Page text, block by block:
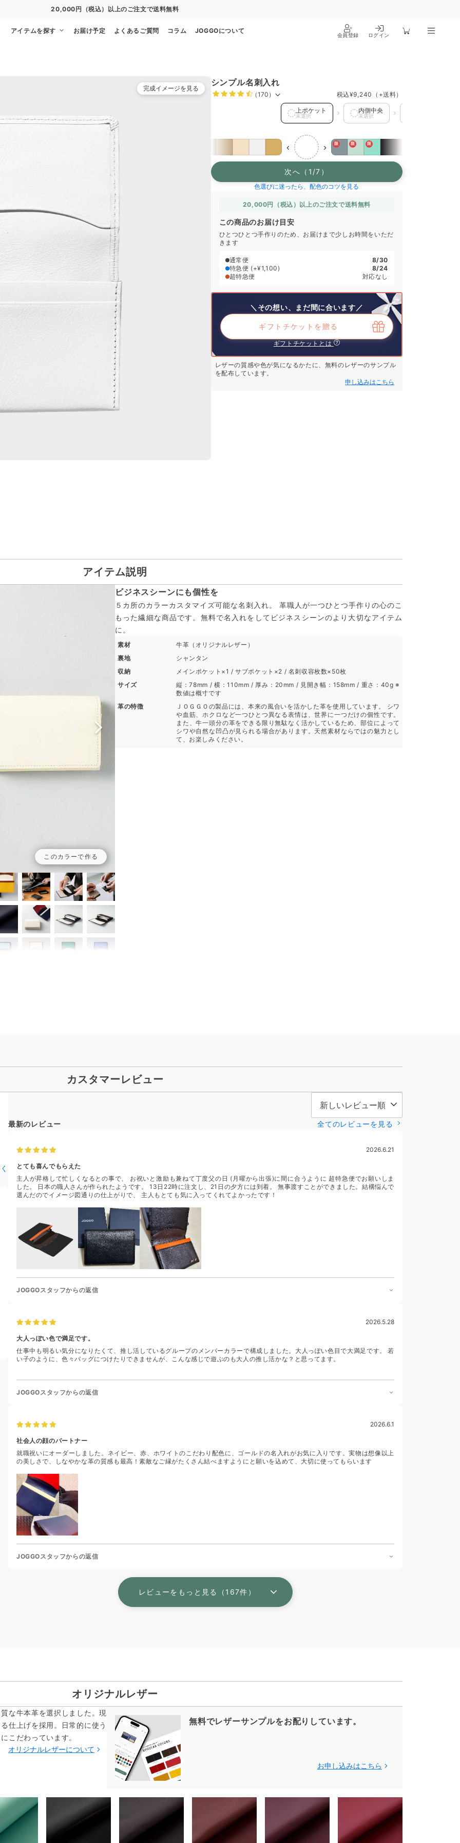
20,000円（税込）以上のご注文で送料無料
アイテムを探す お届け予定 よくあるご質問 コラム JOGGOについて
会員登録 ログイン
完成イメージを見る
上ポケット を選択中 上ポケット
未選択
内側中央
未選択
限 限 限
‹ ›
シンプル名刺入れ
（170） 税込¥9,240 （+送料）
次へ（1/7）
色選びに迷ったら、配色のコツを見る
20,000円（税込）以上のご注文で送料無料
この商品のお届け目安
ひとつひとつ手作りのため、お届けまで少しお時間をいただ
きます
通常便
8/30
特急便 (+¥1,100)
8/24
超特急便
対応なし
＼その想い、まだ間に合います／
ギフトチケットを贈る
ギフトチケットとは
レザーの質感や色が気になるかたに、無料のレザーのサンプル
を配布しています。
申し込みはこちら
アイテム説明
このカラーで作る
ビジネスシーンにも個性を
５カ所のカラーカスタマイズ可能な名刺入れ。 革職人が一つひとつ手作りの心のこ
もった繊細な商品です。無料で名入れをしてビジネスシーンのより大切なアイテム
に。
素材
牛革（オリジナルレザー）
裏地
シャンタン
収納
メインポケット×1 / サブポケット×2 / 名刺収容枚数×50枚
サイズ
縦：78mm / 横：110mm / 厚み：20mm / 見開き幅：158mm / 重さ：40g ※
数値は概寸です
革の特徴
ＪＯＧＧＯの製品には、本来の風合いを活かした革を使用しています。 シワ
や血筋、ホクロなど一つひとつ異なる表情は、世界に一つだけの個性です。
また、牛一頭分の革をできる限り無駄なく活かしているため、部位によって
シワや自然な凹凸が見られる場合があります。天然素材ならではの魅力とし
て、お楽しみください。
カスタマーレビュー
最新のレビュー 全てのレビューを見る
2026.6.21
とても喜んでもらえた
主人が昇格して忙しくなるとの事で、 お祝いと激励も兼ねて丁度父の日 (月曜から出張)に間に合うように 超特急便でお願いしま
した。 日本の職人さんが作られたようです。 13日22時に注文し、21日の夕方には到着。 無事渡すことができました。結構悩んで
選んだのでイメージ図通りの仕上がりで、 主人もとても気に入ってくれてよかったです！
JOGGOスタッフからの返信
2026.5.28
大人っぽい色で満足です。
仕事中も明るい気分になりたくて、推し活しているグループのメンバーカラーで構成しました。大人っぽい色目で大満足です。 若
い子のように、色々バッグにつけたりできませんが、こんな感じで遊ぶのも大人の推し活かな？と思ってます。
JOGGOスタッフからの返信
2026.6.1
社会人の顔のパートナー
就職祝いにオーダーしました。ネイビー、赤、ホワイトのこだわり配色に、ゴールドの名入れがお気に入りです。実物は想像以上
の美しさで、しなやかな革の質感も最高！素敵なご縁がたくさん結べますようにと願いを込めて、大切に使ってもらいます
JOGGOスタッフからの返信
レビューをもっと見る（167件）
オリジナルレザー
な牛本革を選択しました。現
仕上げを採用。日常的に使う
こだわっています。
オリジナルレザーについて
無料でレザーサンプルをお配りしています。
お申し込みはこちら